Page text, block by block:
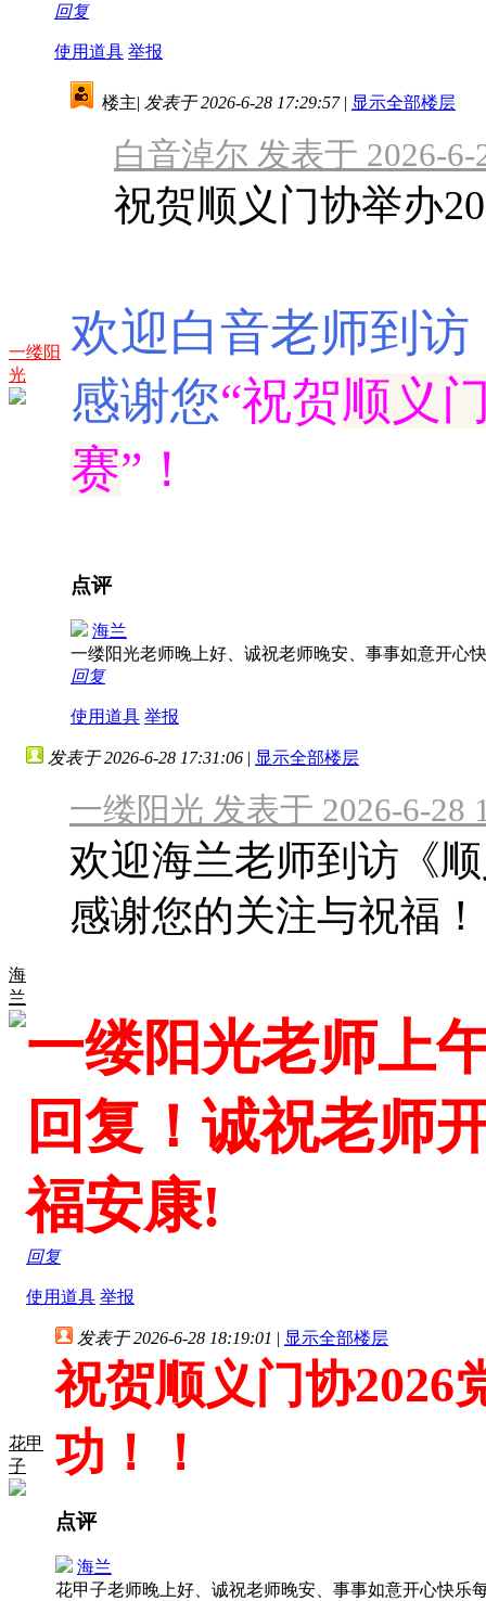
回复
使用道具 举报
一缕阳
光
楼主| 发表于 2026-6-28 17:29:57 | 显示全部楼层
白音淖尔 发表于 2026-6-
祝贺顺义门协举办
欢迎白音老师到
感谢您“祝贺顺义
赛”！
点评
海兰
一缕阳光老师晚上好、诚祝老师晚安、事事如意开心
回复
使用道具 举报
海
兰
发表于 2026-6-28 17:31:06 | 显示全部楼层
一缕阳光 发表于 2026-6-28
欢迎海兰老师到访《
感谢您的关注与祝福！
一缕阳光老师上
回复！诚祝老师
福安康!
回复
使用道具 举报
花甲
子
发表于 2026-6-28 18:19:01 | 显示全部楼层
祝贺顺义门协2026
功！！
点评
海兰
花甲子老师晚上好、诚祝老师晚安、事事如意开心快乐